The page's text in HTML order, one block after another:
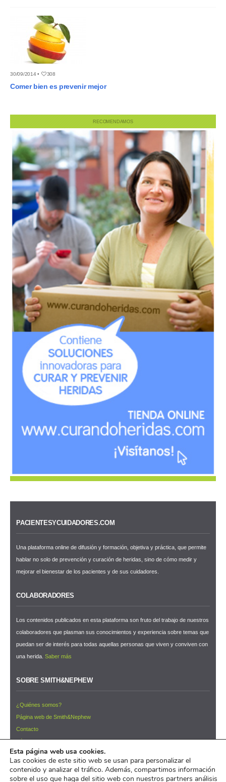
30/09/2014 • 308
Comer bien es prevenir mejor
RECOMENDAMOS
PACIENTESYCUIDADORES.COM
Una plataforma online de difusión y formación, objetiva y práctica, que permite
hablar no solo de prevención y curación de heridas, sino de cómo medir y
mejorar el bienestar de los pacientes y de sus cuidadores.
COLABORADORES
Los contenidos publicados en esta plataforma son fruto del trabajo de nuestros
colaboradores que plasman sus conocimientos y experiencia sobre temas que
puedan ser de interés para todas aquellas personas que viven y conviven con
una herida.Saber más
SOBRE SMITH&NEPHEW
¿Quiénes somos?
Página web de Smith&Nephew
Contacto
Términos y condiciones de uso
NEWSLETTER ¡Suscríbete ahora!
© 2026 Pacientes y Cuidadores™
Esta página web usa cookies.
Las cookies de este sitio web se usan para personalizar el
contenido y analizar el tráfico. Además, compartimos información
sobre el uso que haga del sitio web con nuestros partners análisis